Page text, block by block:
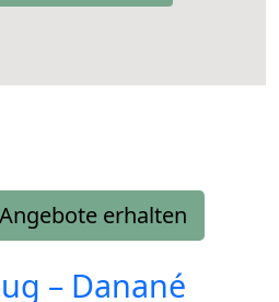
erhalten
– Danané